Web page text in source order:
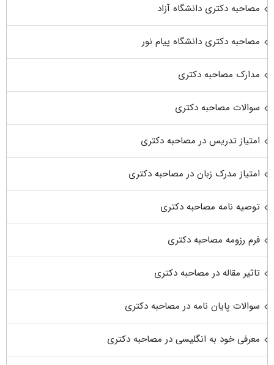
مصاحبه دکتری دانشگاه آزاد
مصاحبه دکتری دانشگاه پیام نور
مدارک مصاحبه دکتری
سوالات مصاحبه دکتری
امتیاز تدریس در مصاحبه دکتری
امتیاز مدرک زبان در مصاحبه دکتری
توصیه نامه مصاحبه دکتری
فرم رزومه مصاحبه دکتری
تاثیر مقاله در مصاحبه دکتری
سوالات پایان نامه در مصاحبه دکتری
معرفی خود به انگلیسی در مصاحبه دکتری